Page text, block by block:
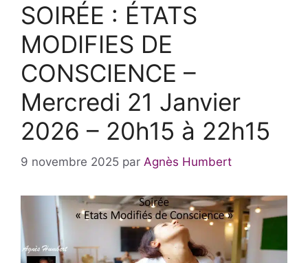
SOIRÉE : ÉTATS
MODIFIES DE
CONSCIENCE –
Mercredi 21 Janvier
2026 – 20h15 à 22h15
9 novembre 2025 par Agnès Humbert